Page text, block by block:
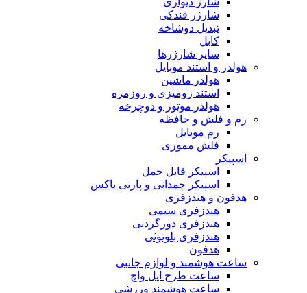
شارژر فندکی
تبدیل دوشاخه
کابل
سایر شارژرها
هولدر و استند موبایل
هولدر ماشین
استند رومیزی و روزمره
هولدر موتور و دوچرخه
رم و فلش و حافظه
رم موبایل
فلش مموری
اسپیکر
اسپیکر قابل حمل
اسپیکر چمدانی و پارتی باکس
هدفون و هندزفری
هندزفری سیمی
هندزفری دورگردنی
هندزفری بلوتوثی
هدفون
ساعت هوشمند و لوازم جانبی
ساعت طرح اپل واچ
ساعت هوشمند ورزشی